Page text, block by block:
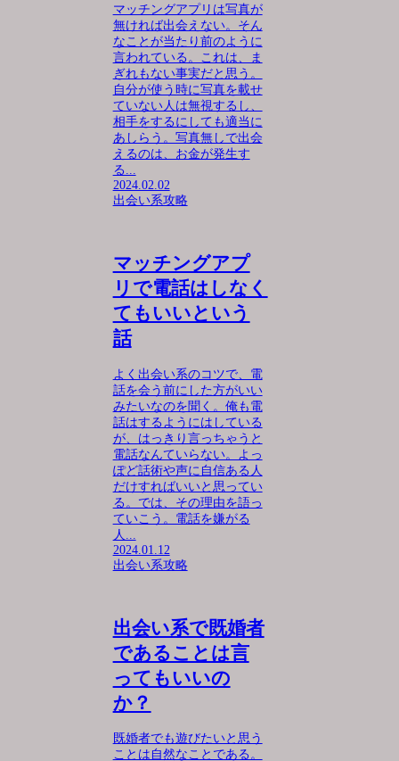
マッチングアプリは写真が
無ければ出会えない。そん
なことが当たり前のように
言われている。これは、ま
ぎれもない事実だと思う。
自分が使う時に写真を載せ
ていない人は無視するし、
相手をするにしても適当に
あしらう。写真無しで出会
えるのは、お金が発生す
る...
2024.02.02
出会い系攻略
マッチングアプ
リで電話はしなく
てもいいという
話
よく出会い系のコツで、電
話を会う前にした方がいい
みたいなのを聞く。俺も電
話はするようにはしている
が、はっきり言っちゃうと
電話なんていらない。よっ
ぽど話術や声に自信ある人
だけすればいいと思ってい
る。では、その理由を語っ
ていこう。電話を嫌がる
人...
2024.01.12
出会い系攻略
出会い系で既婚者
であることは言
ってもいいの
か？
既婚者でも遊びたいと思う
ことは自然なことである。